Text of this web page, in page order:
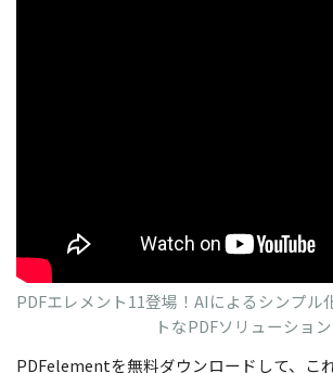
PDFエレメント11登場！AIによるシンプル
トなPDFソリューション
PDFelementを無料ダウンロードして、こ